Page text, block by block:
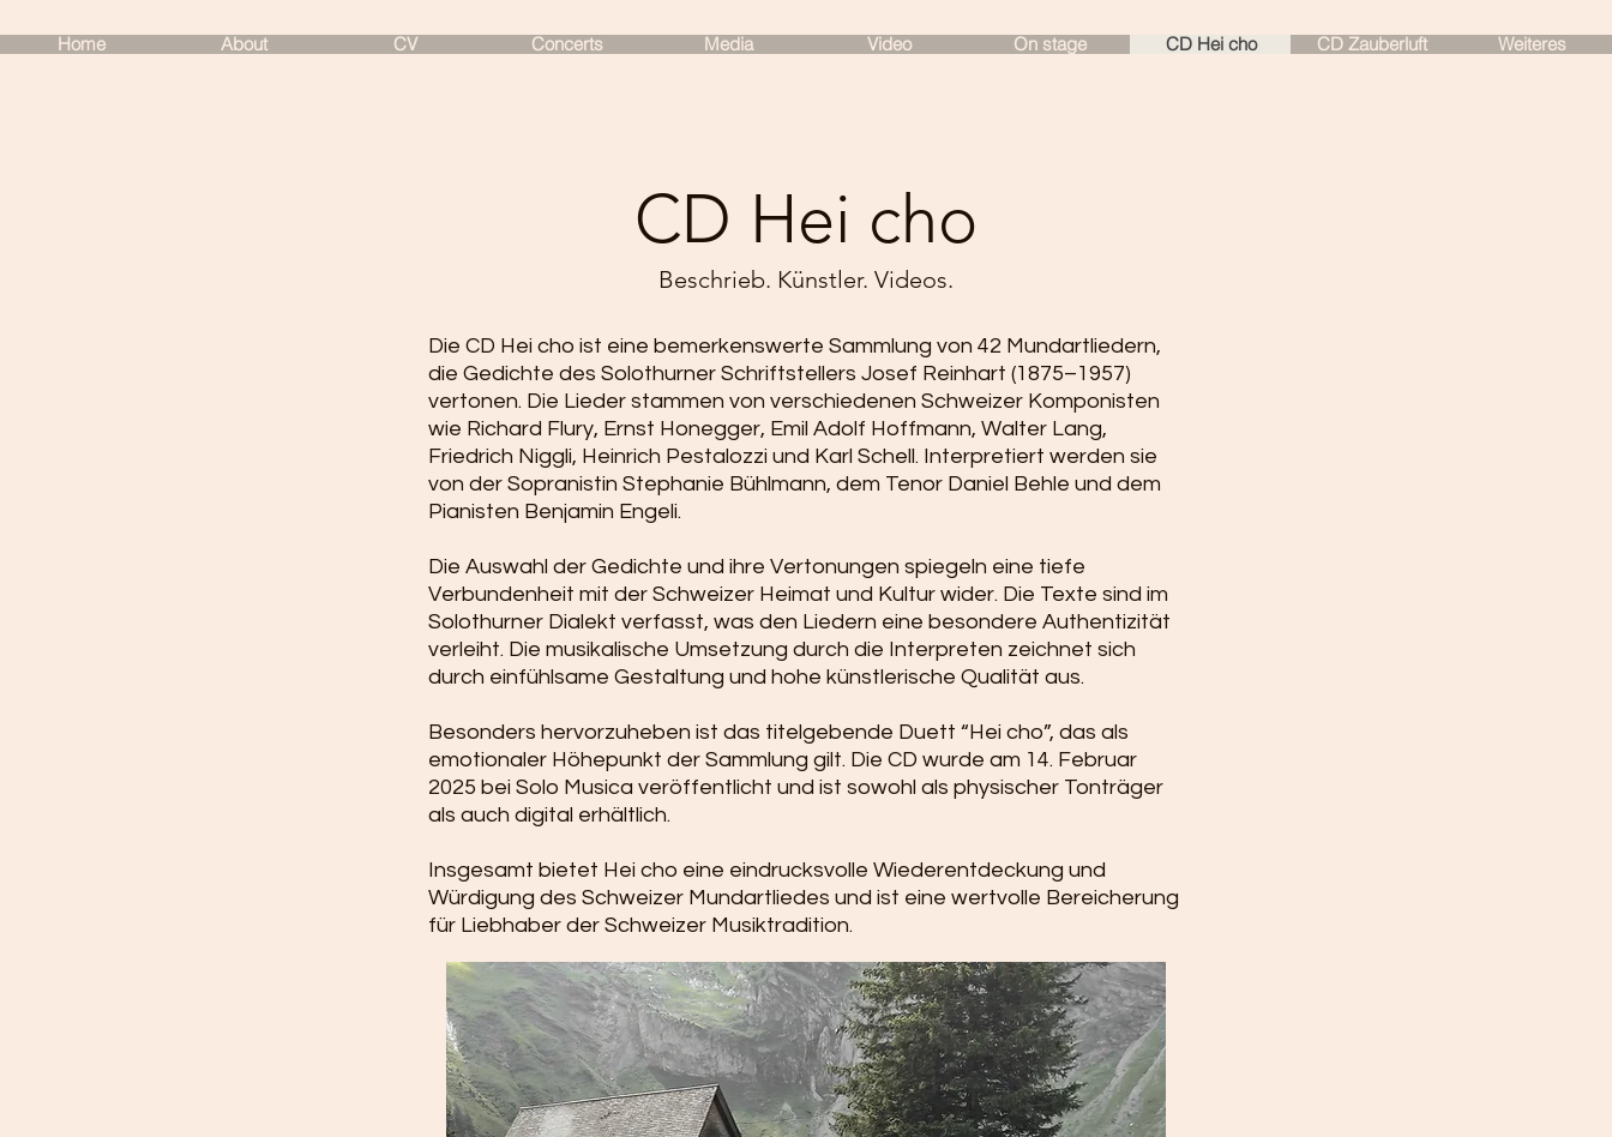
Home About CV Concerts Media Video On stage CD Hei cho CD Zauberluft Weiteres
CD Hei cho
Beschrieb. Künstler. Videos.
Die CD Hei cho ist eine bemerkenswerte Sammlung von 42 Mundartliedern,
die Gedichte des Solothurner Schriftstellers Josef Reinhart (1875–1957)
vertonen. Die Lieder stammen von verschiedenen Schweizer Komponisten
wie Richard Flury, Ernst Honegger, Emil Adolf Hoffmann, Walter Lang,
Friedrich Niggli, Heinrich Pestalozzi und Karl Schell. Interpretiert werden sie
von der Sopranistin Stephanie Bühlmann, dem Tenor Daniel Behle und dem
Pianisten Benjamin Engeli.
Die Auswahl der Gedichte und ihre Vertonungen spiegeln eine tiefe
Verbundenheit mit der Schweizer Heimat und Kultur wider. Die Texte sind im
Solothurner Dialekt verfasst, was den Liedern eine besondere Authentizität
verleiht. Die musikalische Umsetzung durch die Interpreten zeichnet sich
durch einfühlsame Gestaltung und hohe künstlerische Qualität aus.
Besonders hervorzuheben ist das titelgebende Duett “Hei cho”, das als
emotionaler Höhepunkt der Sammlung gilt. Die CD wurde am 14. Februar
2025 bei Solo Musica veröffentlicht und ist sowohl als physischer Tonträger
als auch digital erhältlich.
Insgesamt bietet Hei cho eine eindrucksvolle Wiederentdeckung und
Würdigung des Schweizer Mundartliedes und ist eine wertvolle Bereicherung
für Liebhaber der Schweizer Musiktradition.